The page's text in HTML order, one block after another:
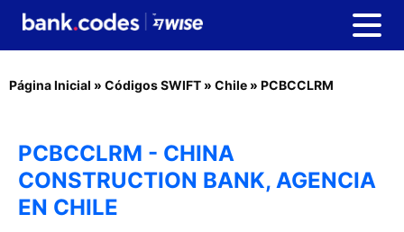
Página Inicial » Códigos SWIFT » Chile » PCBCCLRM
PCBCCLRM - CHINA
CONSTRUCTION BANK, AGENCIA
EN CHILE